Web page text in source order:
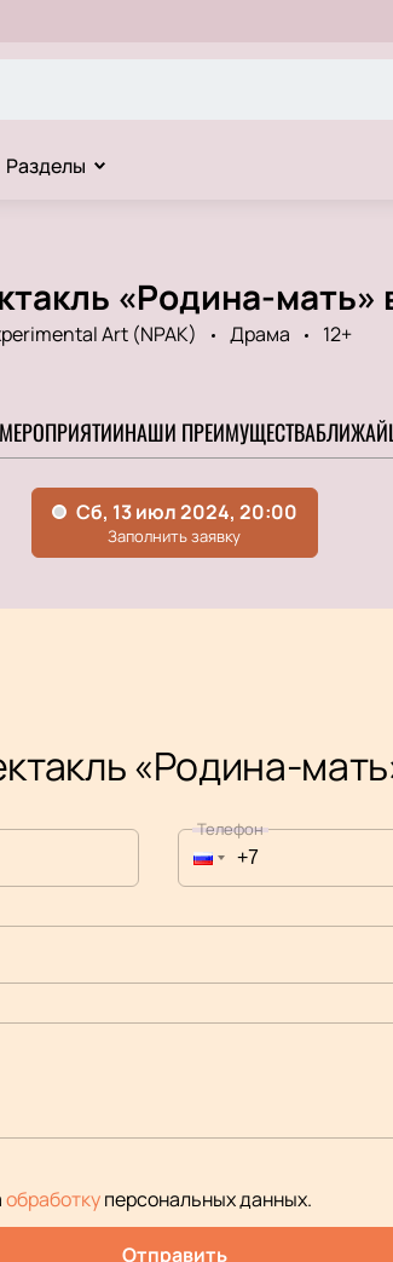
Разделы
«Родина-мать»
Art (NPAK) Драма
12+
НАШИ ПРЕИМУЩЕСТВА
«Родина-
Телефон
обработкуперсональных данных.
Отправить